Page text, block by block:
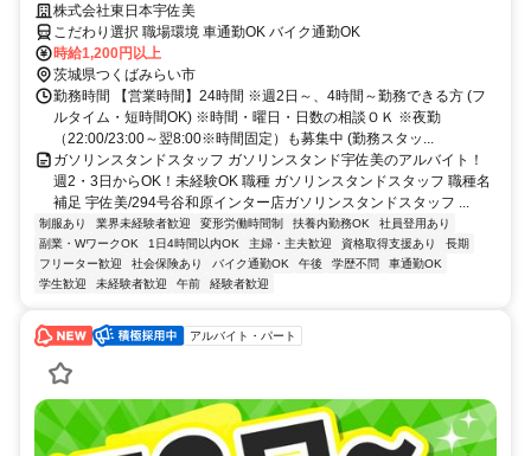
株式会社東日本宇佐美
こだわり選択 職場環境 車通勤OK バイク通勤OK
時給1,200円以上
茨城県つくばみらい市
勤務時間 【営業時間】24時間 ※週2日～、4時間～勤務できる方 (フ
ルタイム・短時間OK) ※時間・曜日・日数の相談ＯＫ ※夜勤
（22:00/23:00～翌8:00※時間固定）も募集中 (勤務スタッ...
ガソリンスタンドスタッフ ガソリンスタンド宇佐美のアルバイト！
週2・3日からOK！未経験OK 職種 ガソリンスタンドスタッフ 職種名
補足 宇佐美/294号谷和原インター店ガソリンスタンドスタッフ ...
制服あり 業界未経験者歓迎 変形労働時間制 扶養内勤務OK
社員登用あり
副業・WワークOK
1日4時間以内OK 主婦・主夫歓迎 資格取得支援あり
長期
フリーター歓迎
社会保険あり バイク通勤OK 午後 学歴不問
車通勤OK
学生歓迎
未経験者歓迎 午前 経験者歓迎
アルバイト・パート